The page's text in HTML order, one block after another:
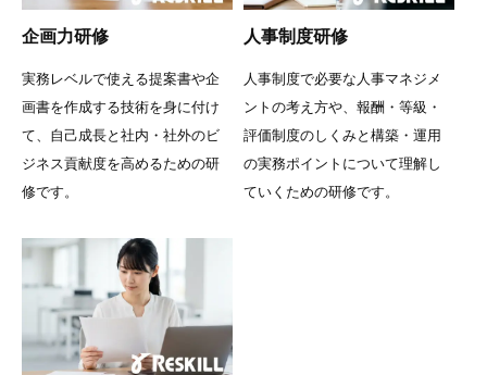
企画力研修
実務レベルで使える提案書や企
画書を作成する技術を身に付け
て、自己成長と社内・社外のビ
ジネス貢献度を高めるための研
修です。
人事制度研修
人事制度で必要な人事マネジメ
ントの考え方や、報酬・等級・
評価制度のしくみと構築・運用
の実務ポイントについて理解し
ていくための研修です。